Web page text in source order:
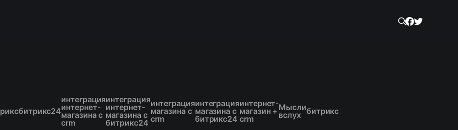
битрикс24
интеграция
интернет-
магазина с
crm
интеграция
интернет-
магазина с
битрикс24
интеграция
магазина с
crm
интеграция
магазина с
битрикс24
интернет-
магазин +
crm
Мысли
вслух битрикс